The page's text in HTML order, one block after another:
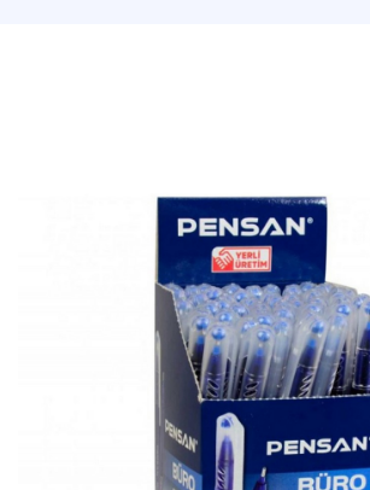
Bu Ürünü Paylaşın